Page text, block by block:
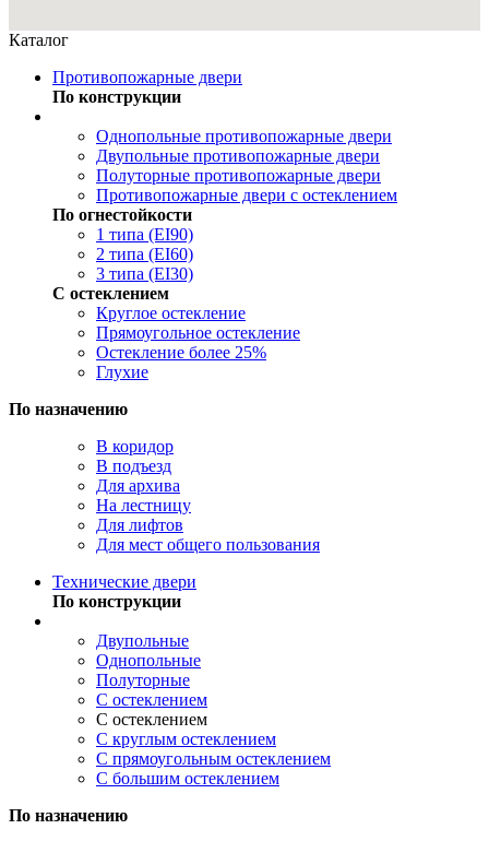
Каталог
Противопожарные двери
По конструкции
Однопольные противопожарные двери
Двупольные противопожарные двери
Полуторные противопожарные двери
Противопожарные двери с остеклением
По огнестойкости
1 типа (EI90)
2 типа (EI60)
3 типа (EI30)
С остеклением
Круглое остекление
Прямоугольное остекление
Остекление более 25%
Глухие
По назначению
В коридор
В подъезд
Для архива
На лестницу
Для лифтов
Для мест общего пользования
Технические двери
По конструкции
Двупольные
Однопольные
Полуторные
С остеклением
С остеклением
С круглым остеклением
С прямоугольным остеклением
С большим остеклением
По назначению